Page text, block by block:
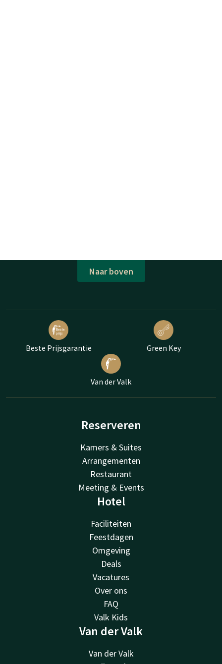
Naar boven
Beste Prijsgarantie Green Key
Van der Valk
Reserveren
Kamers & Suites
Arrangementen
Restaurant
Meeting & Events
Hotel
Faciliteiten
Feestdagen
Omgeving
Deals
Vacatures
Over ons
FAQ
Valk Kids
Van der Valk
Van der Valk